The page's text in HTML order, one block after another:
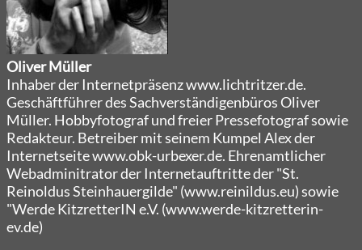
Oliver Müller
Inhaber der Internetpräsenz www.lichtritzer.de.
Geschäftführer des Sachverständigenbüros Oliver
Müller. Hobbyfotograf und freier Pressefotograf sowie
Redakteur. Betreiber mit seinem Kumpel Alex der
Internetseite www.obk-urbexer.de. Ehrenamtlicher
Webadminitrator der Internetauftritte der "St.
Reinoldus Steinhauergilde" (www.reinildus.eu) sowie
"Werde KitzretterIN e.V. (www.werde-kitzretterin-
ev.de)